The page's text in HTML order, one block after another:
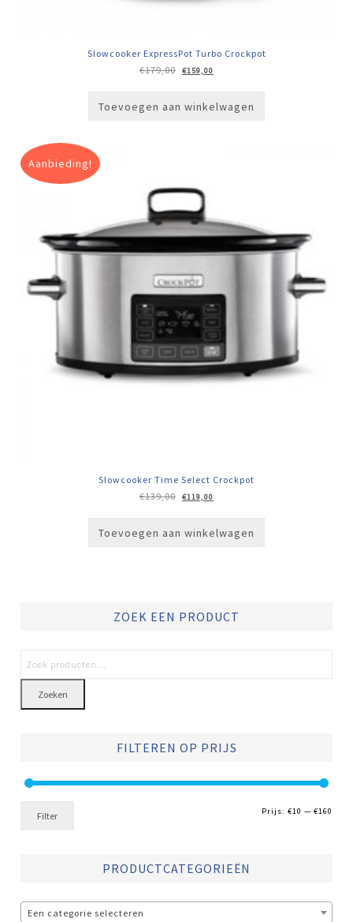
Slowcooker ExpressPot Turbo Crockpot
€179,00
Oorspronkelijke
prijs
€159,00
prijs
Toevoegen aan winkelwagen
Aanbieding!
Slowcooker Time Select Crockpot
€139,00
Oorspronkelijke
prijs
€119,00
prijs
Toevoegen aan winkelwagen
ZOEK EEN PRODUCT
Zoeken
FILTEREN OP PRIJS
Filter Prijs: €10 — €160
PRODUCTCATEGORIEËN
Een categorie selecteren